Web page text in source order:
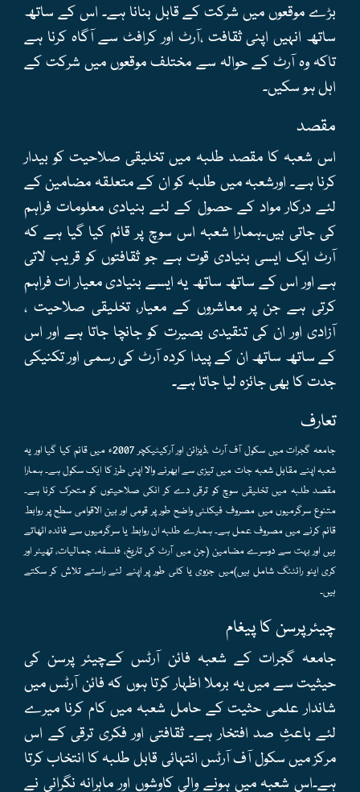
بڑے موقعوں میں شرکت کے قابل بنانا ہے۔ اس کے ساتھ
ساتھ انہیں اپنی ثقافت ،آرٹ اور کرافٹ سے آگاہ کرنا ہے
تاکہ وہ آرٹ کے حوالہ سے مختلف موقعوں میں شرکت کے
اہل ہو سکیں۔
مقصد
اس شعبہ کا مقصد طلبہ میں تخلیقی صلاحیت کو بیدار
کرنا ہے۔ اورشعبہ میں طلبہ کو ان کے متعلقہ مضامین کے
لئے درکار مواد کے حصول کے لئے بنیادی معلومات فراہم
کی جاتی ہیں۔ہمارا شعبہ اس سوچ پر قائم کیا گیا ہے کہ
آرٹ ایک ایسی بنیادی قوت ہے جو ثقافتوں کو قریب لاتی
ہے اور اس کے ساتھ ساتھ یہ ایسے بنیادی معیار ات فراہم
کرتی ہے جن پر معاشروں کے معیار، تخلیقی صلاحیت ،
آزادی اور ان کی تنقیدی بصیرت کو جانچا جاتا ہے اور اس
کے ساتھ ساتھ ان کے پیدا کردہ آرٹ کی رسمی اور تکنیکی
جدت کا بھی جائزہ لیا جاتا ہے۔
تعارف
جامعہ گجرات میں سکول آف آرٹ ،ڈیزائن اور آرکیٹیکچر 2007ء میں قائم کیا گیا اور یہ
شعبہ اپنے مقابل شعبہ جات میں تیزی سے ابھرنے والا اپنی طرز کا ایک سکول ہے۔ ہمارا
مقصد طلبہ میں تخلیقی سوچ کو ترقی دے کر انکی صلاحیتوں کو متحرک کرنا ہے۔
متنوع سرگرمیوں میں مصروف فیکلٹی واضح طور پر قومی اور بین الاقوامی سطح پر روابط
قائم کرنے میں مصروف عمل ہے۔ ہمارے طلبہ ان روابط یا سرگرمیوں سے فائدہ اٹھاتے
ہیں اور بہت سے دوسرے مضامین (جن میں آرٹ کی تاریخ، فلسفہ، جمالیات، تھیٹر اور
کری ایٹو رائٹنگ شامل ہیں)میں جزوی یا کلی طور پر اپنے لئے راستے تلاش کر سکتے
ہیں۔
چیئرپرسن کا پیغام
جامعہ گجرات کے شعبہ فائن آرٹس کےچیئر پرسن کی
حیثیت سے میں یہ برملا اظہار کرتا ہوں کہ فائن آرٹس میں
شاندار علمی حثیت کے حامل شعبہ میں کام کرنا میرے
لئے باعثِ صد افتخار ہے۔ ثقافتی اور فکری ترقی کے اس
مرکز میں سکول آف آرٹس انتہائی قابل طلبہ کا انتخاب کرتا
ہے۔اس شعبہ میں ہونے والی کاوشوں اور ماہرانہ نگرانی نے